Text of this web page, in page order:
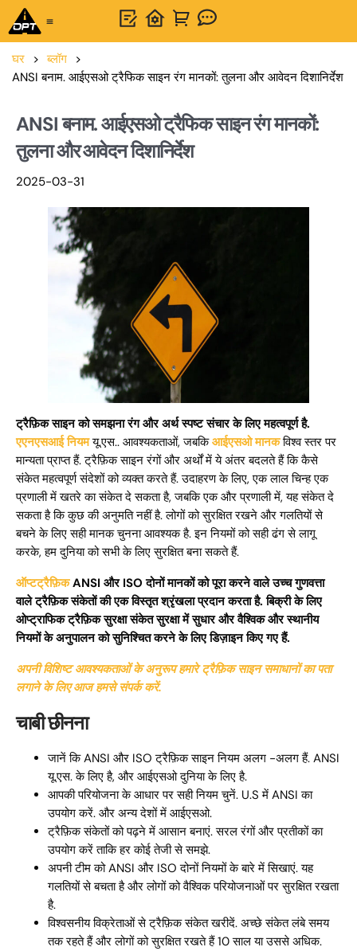
घर > ब्लॉग >
ANSI बनाम. आईएसओ ट्रैफिक साइन रंग मानकों: तुलना और आवेदन दिशानिर्देश
ANSI बनाम. आईएसओ ट्रैफिक साइन रंग मानकों:
तुलना और आवेदन दिशानिर्देश
2025-03-31
ट्रैफ़िक साइन को समझना रंग और अर्थ स्पष्ट संचार के लिए महत्वपूर्ण है.
एएनएसआई नियमयू.एस.. आवश्यकताओं, जबकिआईएसओ मानकविश्व स्तर पर
मान्यता प्राप्त हैं. ट्रैफ़िक साइन रंगों और अर्थों में ये अंतर बदलते हैं कि कैसे
संकेत महत्वपूर्ण संदेशों को व्यक्त करते हैं. उदाहरण के लिए, एक लाल चिन्ह एक
प्रणाली में खतरे का संकेत दे सकता है, जबकि एक और प्रणाली में, यह संकेत दे
सकता है कि कुछ की अनुमति नहीं है. लोगों को सुरक्षित रखने और गलतियों से
बचने के लिए सही मानक चुनना आवश्यक है. इन नियमों को सही ढंग से लागू
करके, हम दुनिया को सभी के लिए सुरक्षित बना सकते हैं.
ऑप्टट्रैफ़िकANSI और ISO दोनों मानकों को पूरा करने वाले उच्च गुणवत्ता
वाले ट्रैफ़िक संकेतों की एक विस्तृत श्रृंखला प्रदान करता है. बिक्री के लिए
ओप्ट्राफिक ट्रैफ़िक सुरक्षा संकेत सुरक्षा में सुधार और वैश्विक और स्थानीय
नियमों के अनुपालन को सुनिश्चित करने के लिए डिज़ाइन किए गए हैं.
अपनी विशिष्ट आवश्यकताओं के अनुरूप हमारे ट्रैफ़िक साइन समाधानों का पता
लगाने के लिए आज हमसे संपर्क करें.
चाबी छीनना
जानें कि ANSI और ISO ट्रैफ़िक साइन नियम अलग -अलग हैं. ANSI
यू.एस. के लिए है, और आईएसओ दुनिया के लिए है.
आपकी परियोजना के आधार पर सही नियम चुनें. U.S में ANSI का
उपयोग करें. और अन्य देशों में आईएसओ.
ट्रैफ़िक संकेतों को पढ़ने में आसान बनाएं. सरल रंगों और प्रतीकों का
उपयोग करें ताकि हर कोई तेजी से समझे.
अपनी टीम को ANSI और ISO दोनों नियमों के बारे में सिखाएं. यह
गलतियों से बचता है और लोगों को वैश्विक परियोजनाओं पर सुरक्षित रखता
है.
विश्वसनीय विक्रेताओं से ट्रैफ़िक संकेत खरीदें. अच्छे संकेत लंबे समय
तक रहते हैं और लोगों को सुरक्षित रखते हैं 10 साल या उससे अधिक.